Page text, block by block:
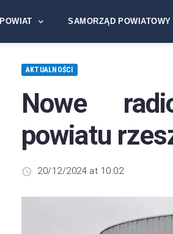
POWIAT SAMORZĄD POWIATOWY
AKTUALNOŚCI
Nowe
powiatu
20/12/2024 at 10:02